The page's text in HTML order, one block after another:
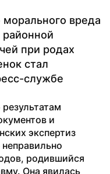
вреда
при родах
стал
службе
и
экспертиз
неправильно
родившийся
Она явилась